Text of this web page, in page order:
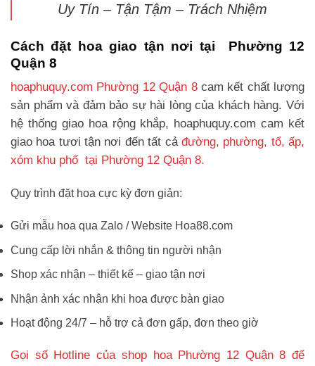
Uy Tín – Tận Tậm – Trách Nhiệm
Cách đặt hoa giao tận nơi tại Phường 12
Quận 8
hoaphuquy.com Phường 12 Quận 8cam kết chất lượng
sản phẩm và đảm bảo sự hài lòng của khách hàng. Với
hệ thống giao hoa rộng khắp, hoaphuquy.com cam kết
giao hoa tươi tận nơi đến tất cả đường, phường, tổ, ấp,
xóm khu phố tại Phường 12 Quận 8.
Quy trình đặt hoa cực kỳ đơn giản:
Gửi mẫu hoa qua Zalo / Website Hoa88.com
Cung cấp lời nhắn & thông tin người nhận
Shop xác nhận – thiết kế – giao tận nơi
Nhận ảnh xác nhận khi hoa được bàn giao
Hoạt động 24/7 – hỗ trợ cả đơn gấp, đơn theo giờ
Gọi số Hotline của shop hoa Phường 12 Quận 8 để